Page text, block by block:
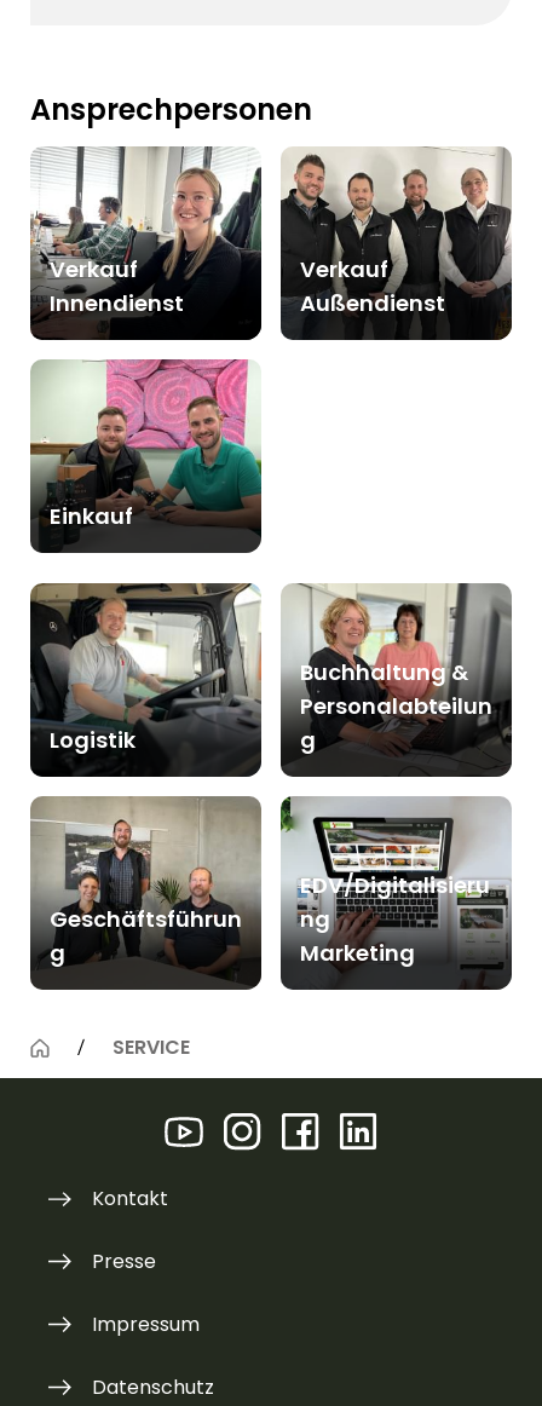
Ansprechpersonen
Verkauf
Innendienst
Verkauf
Außendienst
Einkauf
Logistik
Buchhaltung &
Personalabteilun
g
Geschäftsführun
g
EDV/Digitalisieru
ng
Marketing
SERVICE
Kontakt
Presse
Impressum
Datenschutz